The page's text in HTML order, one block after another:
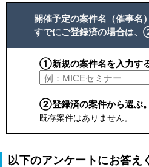
開催予定の案件名（催事
すでにご登録済の場合は
①新規の案件名を入力する
②登録済の案件から選ぶ。
既存案件はありません。
以下のアンケートにお答え